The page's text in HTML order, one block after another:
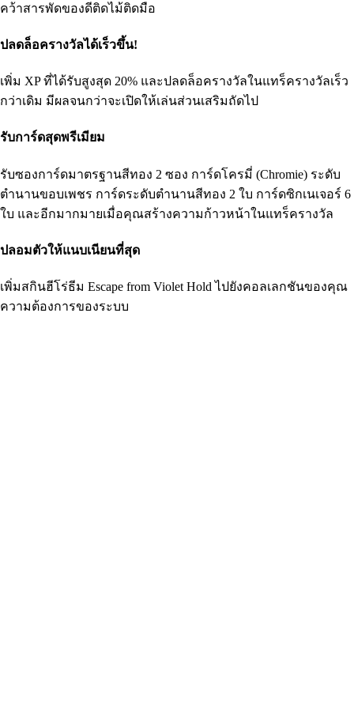
คว้าสารพัดของดีติดไม้ติดมือ
ปลดล็อครางวัลได้เร็วขึ้น!
เพิ่ม XP ที่ได้รับสูงสุด 20% และปลดล็อครางวัลในแทร็ครางวัลเร็ว
กว่าเดิม มีผลจนกว่าจะเปิดให้เล่นส่วนเสริมถัดไป
รับการ์ดสุดพรีเมียม
รับซองการ์ดมาตรฐานสีทอง 2 ซอง การ์ดโครมี่ (Chromie) ระดับ
ตำนานขอบเพชร การ์ดระดับตำนานสีทอง 2 ใบ การ์ดซิกเนเจอร์ 6
ใบ และอีกมากมายเมื่อคุณสร้างความก้าวหน้าในแทร็ครางวัล
ปลอมตัวให้แนบเนียนที่สุด
เพิ่มสกินฮีโร่ธีม Escape from Violet Hold ไปยังคอลเลกชันของคุณ
ความต้องการของระบบ